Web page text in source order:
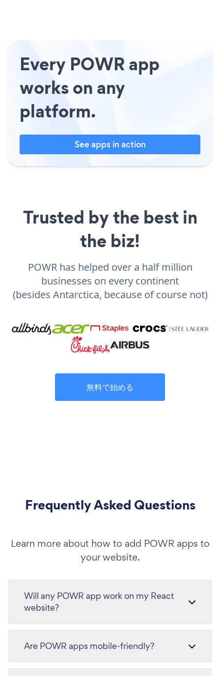
Every POWR app
works on any
platform.
See apps in action
Trusted by the best in
the biz!
POWR has helped over a half million
businesses on every continent
(besides Antarctica, because of course not)
無料で始める
Frequently Asked Questions
Learn more about how to add POWR apps to
your website.
Will any POWR app work on my React
website?
Are POWR apps mobile-friendly?